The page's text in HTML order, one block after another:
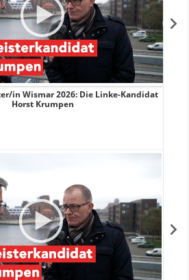
in Wismar 2026: Die Linke-Kandidat
Horst Krumpen